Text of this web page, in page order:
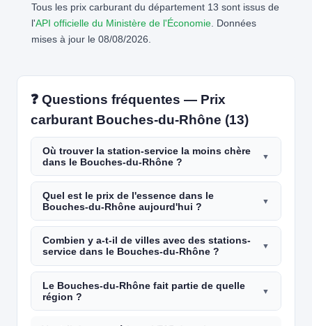
Tous les prix carburant du département 13 sont issus de
l'API officielle du Ministère de l'Économie. Données
mises à jour le 08/08/2026.
❓ Questions fréquentes — Prix
carburant Bouches-du-Rhône (13)
Où trouver la station-service la moins chère
dans le Bouches-du-Rhône ?
Quel est le prix de l'essence dans le
Bouches-du-Rhône aujourd'hui ?
Combien y a-t-il de villes avec des stations-
service dans le Bouches-du-Rhône ?
Le Bouches-du-Rhône fait partie de quelle
région ?